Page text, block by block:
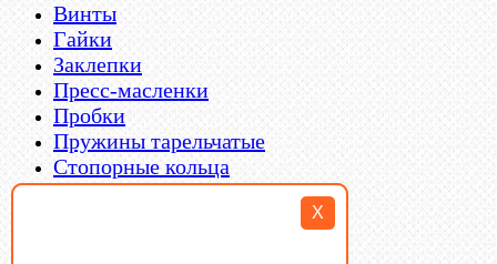
X
Винты
Гайки
Заклепки
Пресс-масленки
Пробки
Пружины тарельчатые
Стопорные кольца
Такелаж